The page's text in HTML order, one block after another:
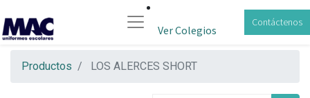
Ver Colegios
Contáctenos
Productos LOS ALERCES SHORT